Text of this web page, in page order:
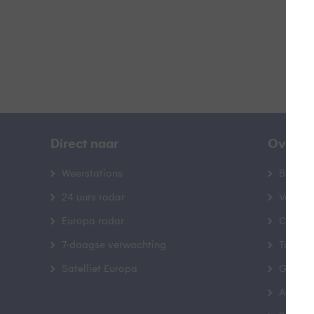
Direct naar
Weerstations
24 uurs radar
Europa radar
7-daagse verwachting
Satelliet Europa
Over
Contact